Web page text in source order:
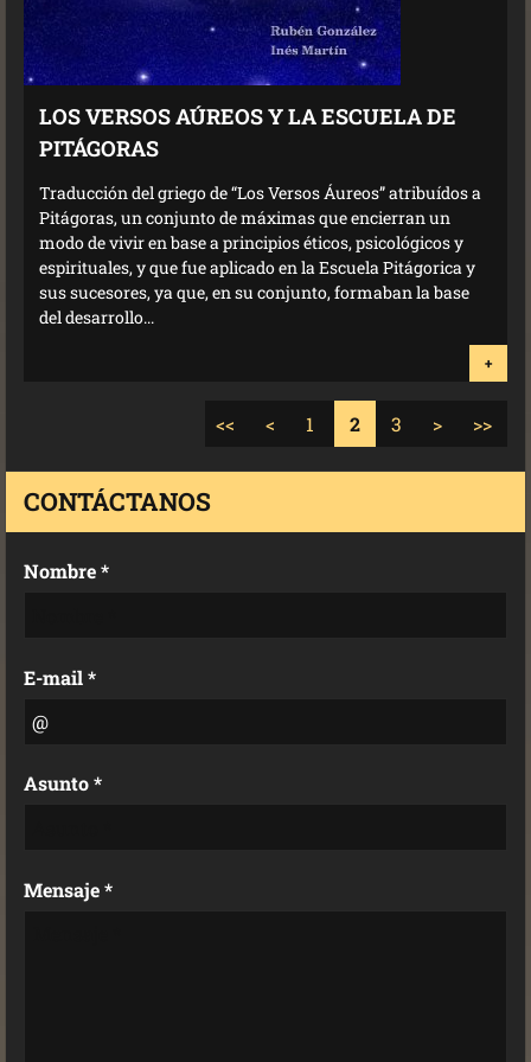
LOS VERSOS AÚREOS Y LA ESCUELA DE
PITÁGORAS
Traducción del griego de “Los Versos Áureos” atribuídos a
Pitágoras, un conjunto de máximas que encierran un
modo de vivir en base a principios éticos, psicológicos y
espirituales, y que fue aplicado en la Escuela Pitágorica y
sus sucesores, ya que, en su conjunto, formaban la base
del desarrollo...
+
<< < 1 2 3 > >>
CONTÁCTANOS
Nombre *
E-mail *
Asunto *
Mensaje *